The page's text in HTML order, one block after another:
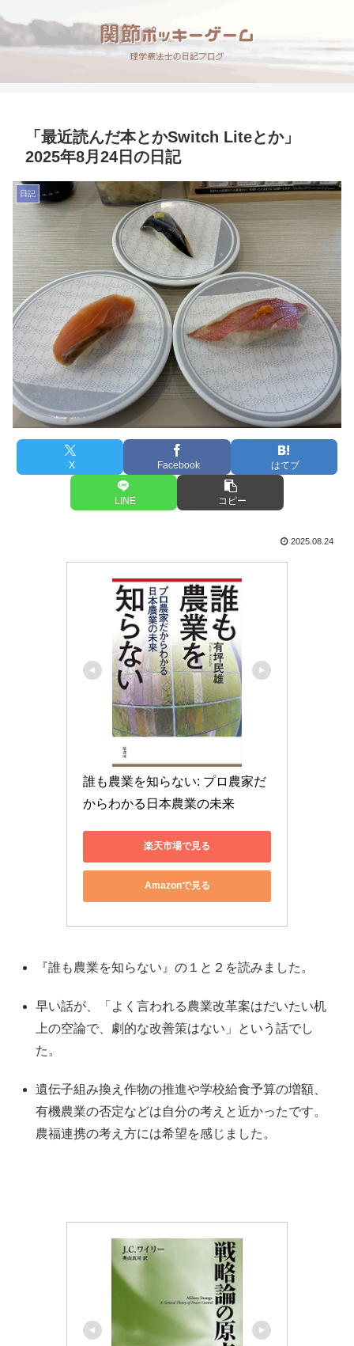
「最近読んだ本とかSwitch Liteとか」
2025年8月24日の日記
日記
X Facebook はてブ
LINE コピー
2025.08.24
誰も農業を知らない: プロ農家だ
からわかる日本農業の未来
楽天市場で見る
Amazonで見る
『誰も農業を知らない』の１と２を読みました。
早い話が、「よく言われる農業改革案はだいたい机
上の空論で、劇的な改善策はない」という話でし
た。
遺伝子組み換え作物の推進や学校給食予算の増額、
有機農業の否定などは自分の考えと近かったです。
農福連携の考え方には希望を感じました。